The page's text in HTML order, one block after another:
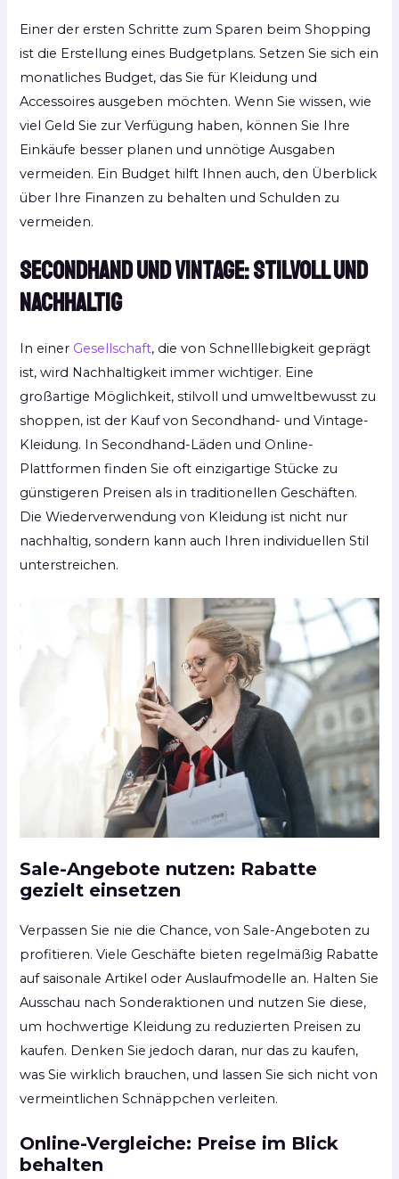
Einer der ersten Schritte zum Sparen beim Shopping
ist die Erstellung eines Budgetplans. Setzen Sie sich ein
monatliches Budget, das Sie für Kleidung und
Accessoires ausgeben möchten. Wenn Sie wissen, wie
viel Geld Sie zur Verfügung haben, können Sie Ihre
Einkäufe besser planen und unnötige Ausgaben
vermeiden. Ein Budget hilft Ihnen auch, den Überblick
über Ihre Finanzen zu behalten und Schulden zu
vermeiden.
Secondhand und Vintage: Stilvoll und
nachhaltig
In einer Gesellschaft, die von Schnelllebigkeit geprägt
ist, wird Nachhaltigkeit immer wichtiger. Eine
großartige Möglichkeit, stilvoll und umweltbewusst zu
shoppen, ist der Kauf von Secondhand- und Vintage-
Kleidung. In Secondhand-Läden und Online-
Plattformen finden Sie oft einzigartige Stücke zu
günstigeren Preisen als in traditionellen Geschäften.
Die Wiederverwendung von Kleidung ist nicht nur
nachhaltig, sondern kann auch Ihren individuellen Stil
unterstreichen.
Sale-Angebote nutzen: Rabatte
gezielt einsetzen
Verpassen Sie nie die Chance, von Sale-Angeboten zu
profitieren. Viele Geschäfte bieten regelmäßig Rabatte
auf saisonale Artikel oder Auslaufmodelle an. Halten Sie
Ausschau nach Sonderaktionen und nutzen Sie diese,
um hochwertige Kleidung zu reduzierten Preisen zu
kaufen. Denken Sie jedoch daran, nur das zu kaufen,
was Sie wirklich brauchen, und lassen Sie sich nicht von
vermeintlichen Schnäppchen verleiten.
Online-Vergleiche: Preise im Blick
behalten